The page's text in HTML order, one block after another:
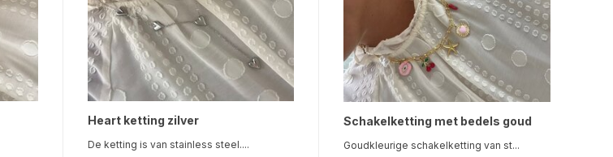
Heart ketting zilver
De ketting is van stainless steel....
Schakelketting met bedels goud
Goudkleurige schakelketting van st...